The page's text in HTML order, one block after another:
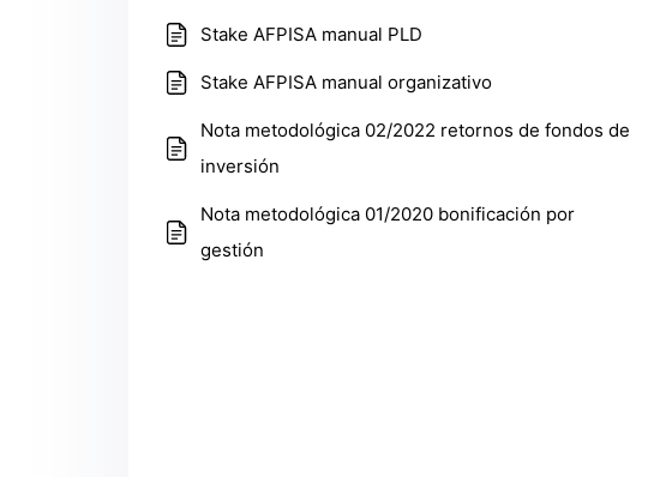
Stake AFPISA manual PLD
Stake AFPISA manual organizativo
Nota metodológica 02/2022 retornos de fondos de
inversión
Nota metodológica 01/2020 bonificación por
gestión